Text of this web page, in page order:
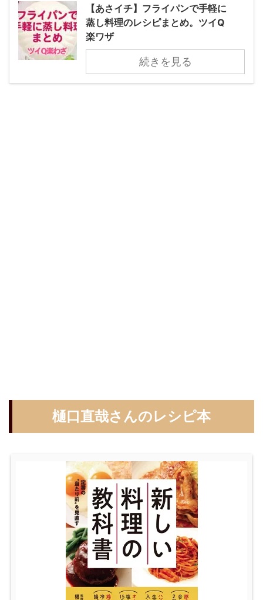
【あさイチ】フライパンで手軽に
蒸し料理のレシピまとめ。ツイQ
楽ワザ
続きを見る
樋口直哉さんのレシピ本